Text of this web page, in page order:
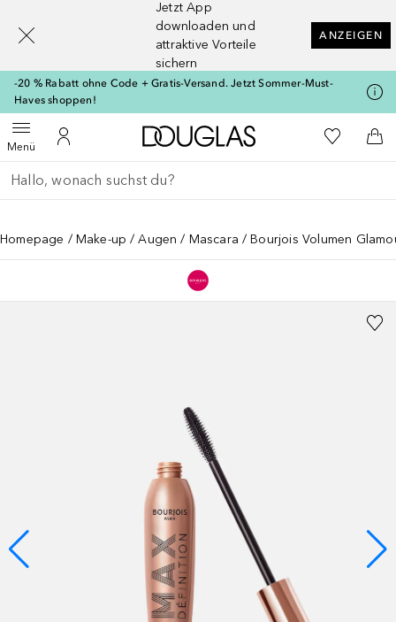
Jetzt App
downloaden und
attraktive Vorteile
sichern
ANZEIGEN
-20 % Rabatt ohne Code + Gratis-Versand. Jetzt Sommer-Must-
Haves shoppen!
MenüMenü öffnenZu Meinem Kundenkonto
Zur Douglas Startseite
Zu Meiner
Gehe zurück
Suche ausführen
Homepage Make-up Augen Mascara Bourjois Volumen
[navigation.slideout.screenreader]